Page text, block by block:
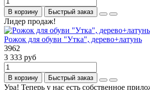
В корзину Быстрый заказ
Лидер продаж!
Рожок для обуви "Утка", дерево+латунь
3962
3 333 руб
В корзину Быстрый заказ
Ура! Теперь у нас есть собственное